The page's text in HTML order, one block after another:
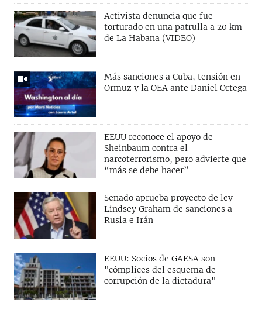
Activista denuncia que fue
torturado en una patrulla a 20 km
de La Habana (VIDEO)
Más sanciones a Cuba, tensión en
Ormuz y la OEA ante Daniel Ortega
EEUU reconoce el apoyo de
Sheinbaum contra el
narcoterrorismo, pero advierte que
“más se debe hacer”
Senado aprueba proyecto de ley
Lindsey Graham de sanciones a
Rusia e Irán
EEUU: Socios de GAESA son
"cómplices del esquema de
corrupción de la dictadura"